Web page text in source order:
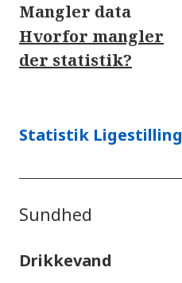
Mangler data
Hvorfor mangler
der statistik?
Statistik Ligestilling
Sundhed
Drikkevand